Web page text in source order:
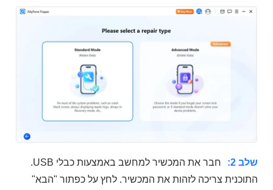
שלב 2:
חבר את המכשיר למחשב באמצעות כבלי USB.
התוכנית צריכה לזהות את המכשיר. לחץ על כפתור "הבא"